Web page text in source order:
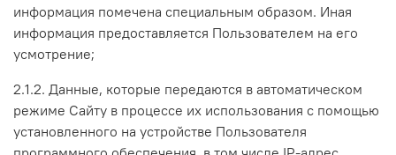
информация помечена специальным образом. Иная
информация предоставляется Пользователем на его
усмотрение;
2.1.2. Данные, которые передаются в автоматическом
режиме Сайту в процессе их использования с помощью
установленного на устройстве Пользователя